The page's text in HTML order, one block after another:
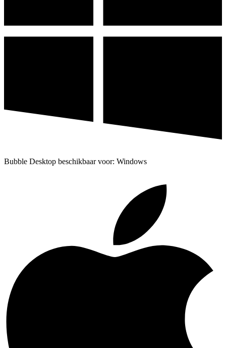
Bubble Desktop beschikbaar voor: Windows